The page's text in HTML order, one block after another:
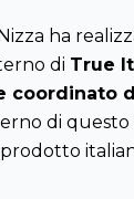
ha
di True
coordinato
di